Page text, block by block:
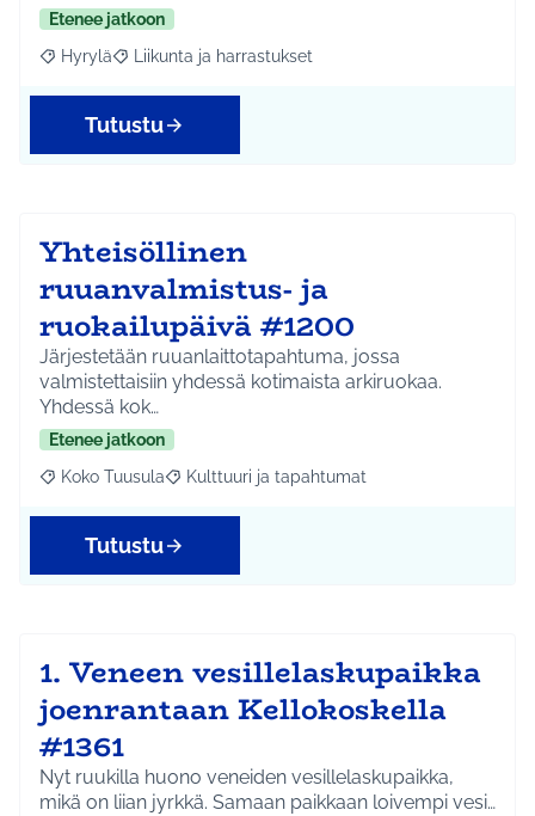
Etenee jatkoon
Rajaa tulokset aihepiirin mukaan: Hyrylä
Hyrylä Rajaa tulokset teeman mukaan: Liikunta ja
Liikunta ja harrastukset
Tutustu
Yhteisöllinen
ruuanvalmistus- ja
ruokailupäivä #1200
Järjestetään ruuanlaittotapahtuma, jossa
valmistettaisiin yhdessä kotimaista arkiruokaa.
Yhdessä kok…
Etenee jatkoon
Rajaa tulokset aihepiirin mukaan: Koko Tuusula
Koko Tuusula Rajaa tulokset teeman mukaan: Kulttuuri ja
Kulttuuri ja tapahtumat
Tutustu
1. Veneen vesillelaskupaikka
joenrantaan Kellokoskella
#1361
Nyt ruukilla huono veneiden vesillelaskupaikka,
mikä on liian jyrkkä. Samaan paikkaan loivempi vesi…